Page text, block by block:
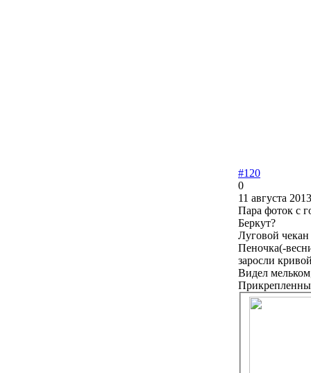
#120
0
11 августа
Пара фоток с
Беркут?
Луговой чекан
Пеночка(-
заросли
Видел